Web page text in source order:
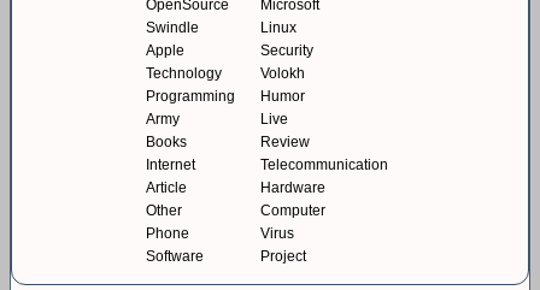
OpenSource
Microsoft
Swindle
Linux
Apple
Security
Technology
Volokh
Programming
Humor
Army
Live
Books
Review
Internet
Telecommunication
Article
Hardware
Other
Computer
Phone
Virus
Software
Project